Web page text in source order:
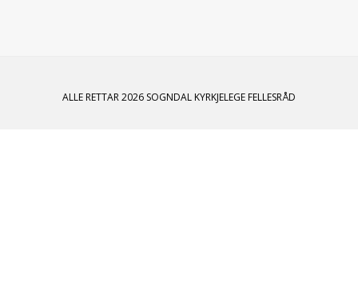
ALLE RETTAR 2026 SOGNDAL KYRKJELEGE FELLESRÅD